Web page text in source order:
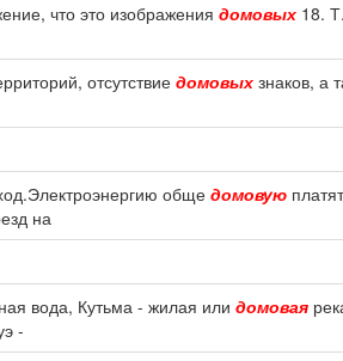
что это изображения домовых 18.
отсутствие домовых знаков, а
обще домовую
на
вода, Кутьма - жилая или домовая
-